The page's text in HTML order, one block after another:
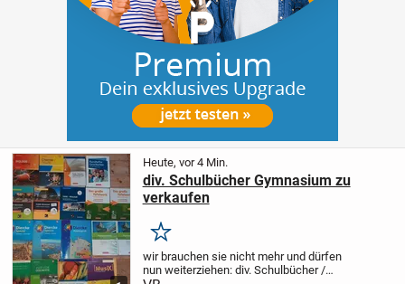
Heute, vor 4 Min.
div. Schulbücher Gymnasium zu
verkaufen
Merken
wir brauchen sie nicht mehr und dürfen
nun weiterziehen:div. Schulbücher /